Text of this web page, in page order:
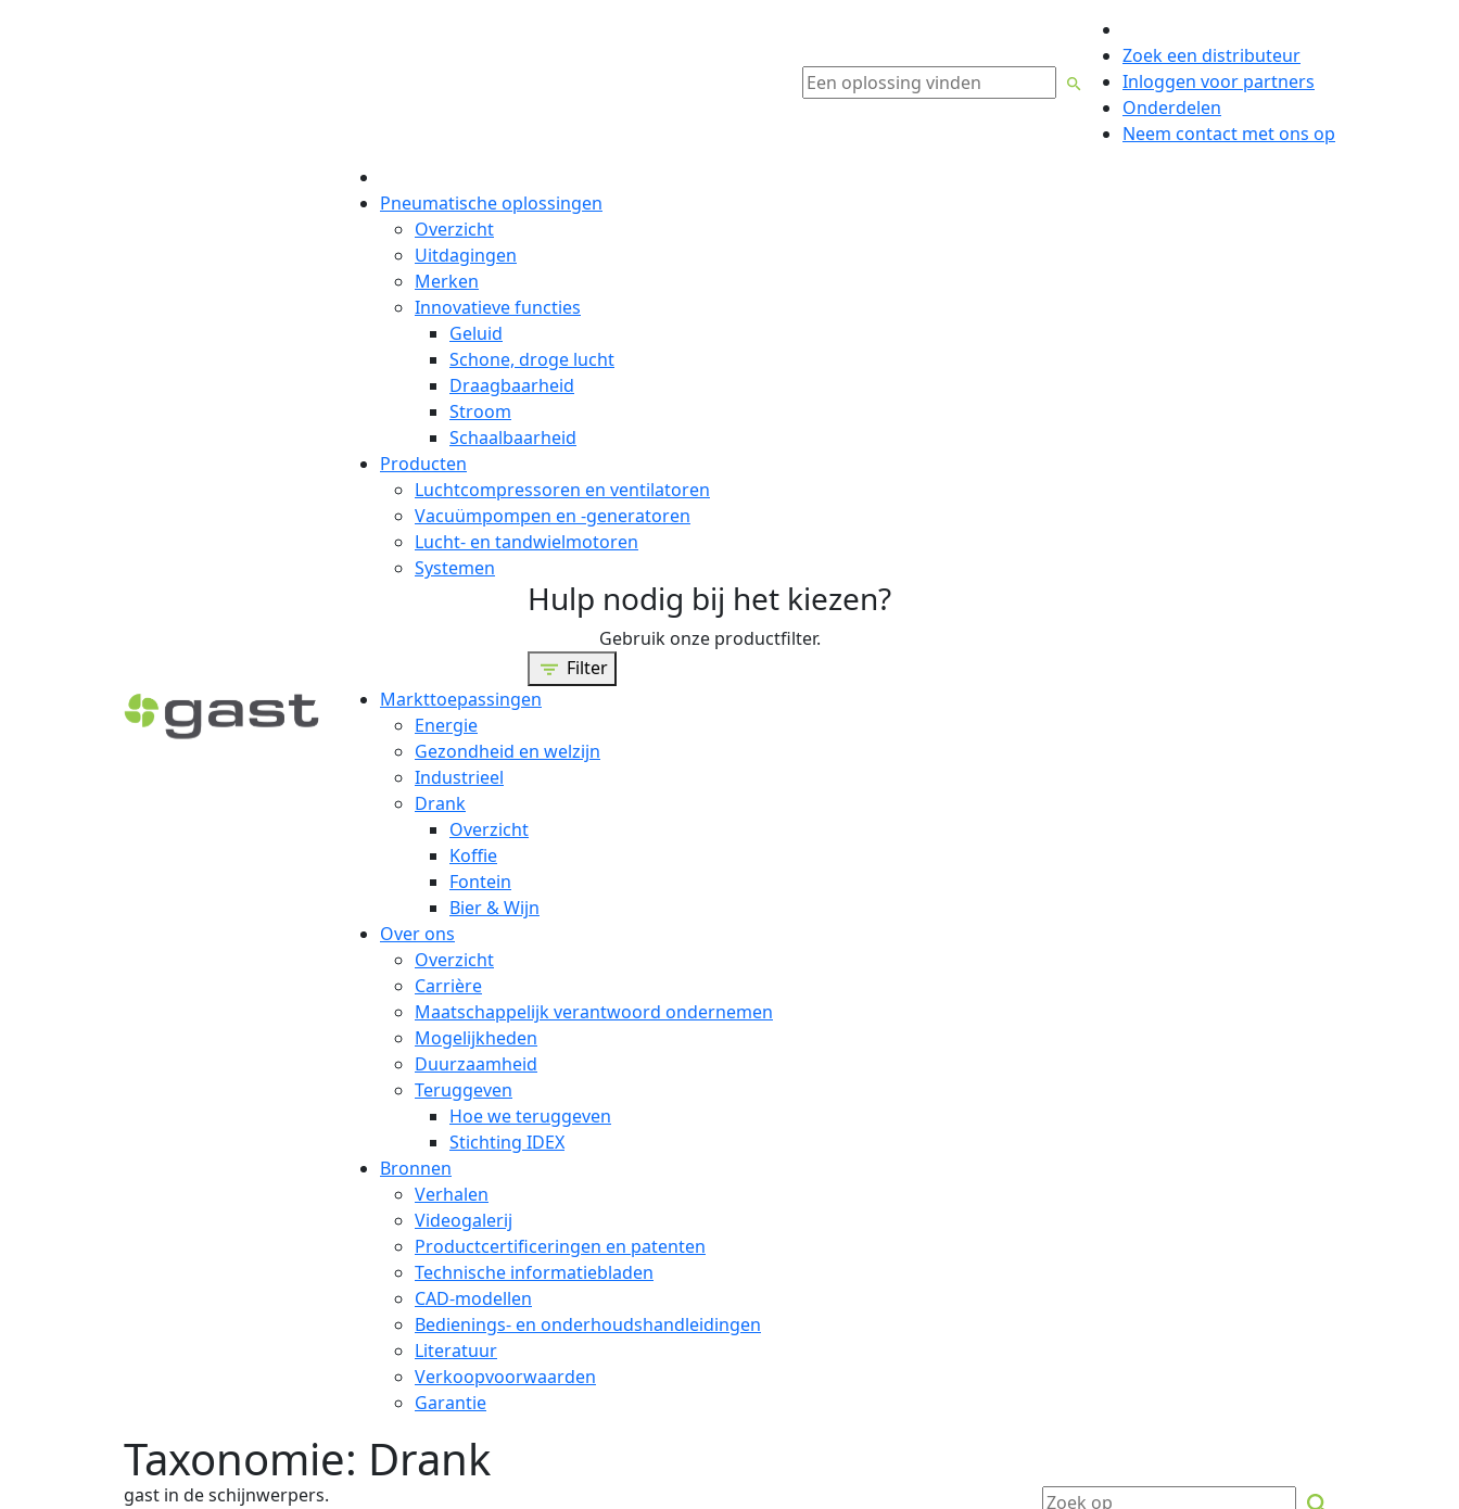
Zoek een distributeur
Inloggen voor partners
Onderdelen
Neem contact met ons op
Pneumatische oplossingen
Overzicht
Uitdagingen
Merken
Innovatieve functies
Geluid
Schone, droge lucht
Draagbaarheid
Stroom
Schaalbaarheid
Producten
Luchtcompressoren en ventilatoren
Vacuümpompen en -generatoren
Lucht- en tandwielmotoren
Systemen
Hulp nodig bij het kiezen?
Gebruik onze productfilter.
Filter
Markttoepassingen
Energie
Gezondheid en welzijn
Industrieel
Drank
Overzicht
Koffie
Fontein
Bier & Wijn
Over ons
Overzicht
Carrière
Maatschappelijk verantwoord ondernemen
Mogelijkheden
Duurzaamheid
Teruggeven
Hoe we teruggeven
Stichting IDEX
Bronnen
Verhalen
Videogalerij
Productcertificeringen en patenten
Technische informatiebladen
CAD-modellen
Bedienings- en onderhoudshandleidingen
Literatuur
Verkoopvoorwaarden
Garantie
Taxonomie: Drank
gast in de schijnwerpers.